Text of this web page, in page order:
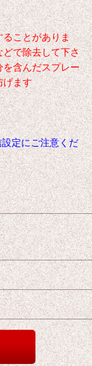
ことがありま
どで除去して下さ
を含んだスプレー
げます
定にご注意くだ